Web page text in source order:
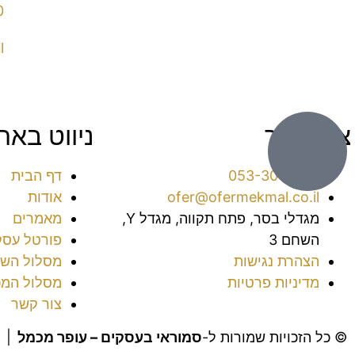
צור קשר
053-3016038⁩
ofer@ofermekmal.co.il
מגדלי בסר, פתח תקווה, מגדל Y,
השחם 3
הצהרת נגישות
מדיניות פרטיות
ניווט
דף הבית
אודות
מאמרים
פורטל
מסלול
מסלול
צור קשר
© כל הזכויות שמורות ל-סמוראי בעסקים – עופר מכמל